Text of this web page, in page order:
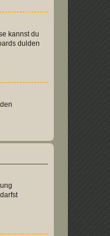
kannst du
dulden